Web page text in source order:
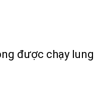
được chạy